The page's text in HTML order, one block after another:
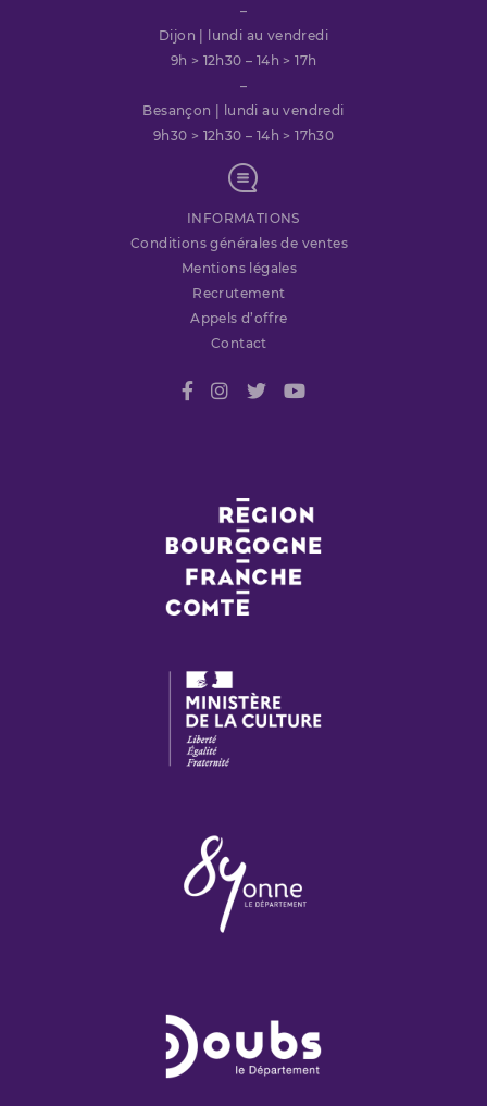
–
Dijon | lundi au vendredi
9h > 12h30 – 14h > 17h
–
Besançon | lundi au vendredi
9h30 > 12h30 – 14h > 17h30
INFORMATIONS
Conditions générales de ventes
Mentions légales
Recrutement
Appels d’offre
Contact